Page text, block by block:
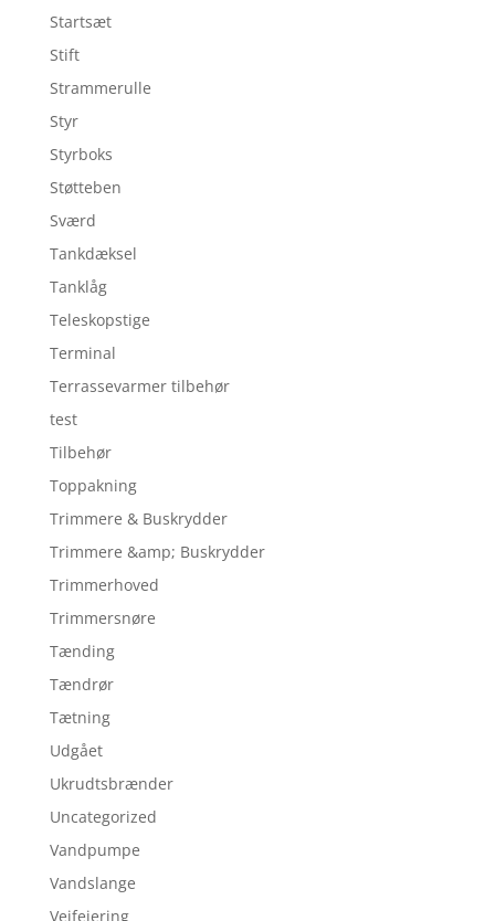
Startsæt
Stift
Strammerulle
Styr
Styrboks
Støtteben
Sværd
Tankdæksel
Tanklåg
Teleskopstige
Terminal
Terrassevarmer tilbehør
test
Tilbehør
Toppakning
Trimmere & Buskrydder
Trimmere &amp; Buskrydder
Trimmerhoved
Trimmersnøre
Tænding
Tændrør
Tætning
Udgået
Ukrudtsbrænder
Uncategorized
Vandpumpe
Vandslange
Vejfejering